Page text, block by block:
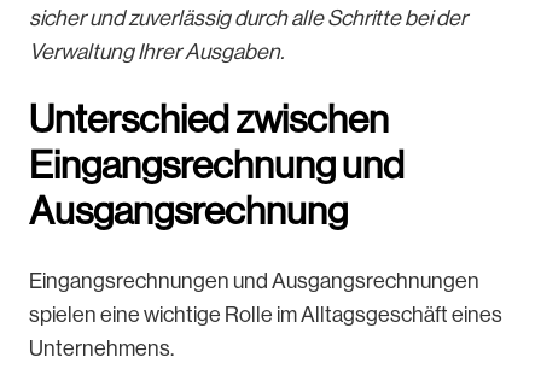
sicher und zuverlässig durch alle Schritte bei der
Verwaltung Ihrer Ausgaben.
Unterschied zwischen
Eingangsrechnung und
Ausgangsrechnung
Eingangsrechnungen und Ausgangsrechnungen
spielen eine wichtige Rolle im Alltagsgeschäft eines
Unternehmens.